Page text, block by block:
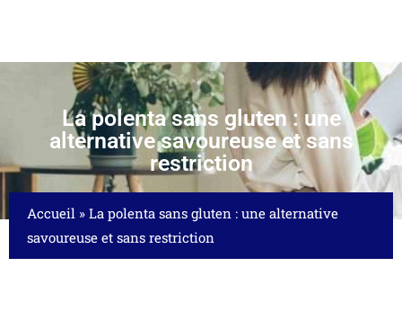
La polenta sans gluten : une
alternative savoureuse et sans
restriction
Accueil » La polenta sans gluten : une alternative
savoureuse et sans restriction